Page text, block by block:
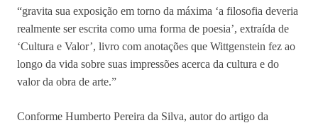
“gravita sua exposição em torno da máxima ‘a filosofia deveria
realmente ser escrita como uma forma de poesia’, extraída de
‘Cultura e Valor’, livro com anotações que Wittgenstein fez ao
longo da vida sobre suas impressões acerca da cultura e do
valor da obra de arte.”
Conforme Humberto Pereira da Silva, autor do artigo da